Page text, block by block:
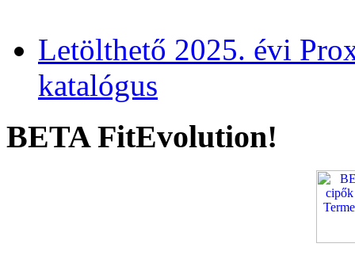
Letölthető 2025. évi
katalógus
BETA FitEvolution!